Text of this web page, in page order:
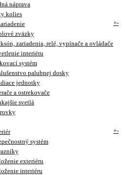
náprava
kolies
+-
zväzky
zariadenia, relé, vypínače a ovládače
interiéru
systém
palubnej dosky
jednotky
a ostrekovače
svetlá
+-
systém
exteriéru
interiéru